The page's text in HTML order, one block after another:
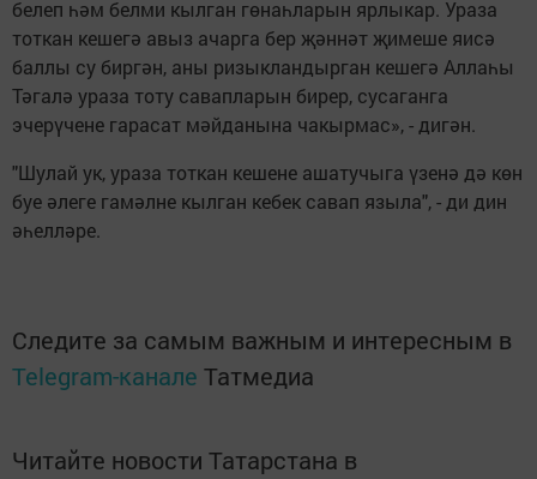
белеп һәм белми кылган гөнаһларын ярлыкар. Ураза
тоткан кешегә авыз ачарга бер җәннәт җимеше яисә
баллы су биргән, аны ризыкландырган кешегә Аллаһы
Тәгалә ураза тоту савапларын бирер, сусаганга
эчерүчене гарасат мәйданына чакырмас», - дигән.
"Шулай ук, ураза тоткан кешене ашатучыга үзенә дә көн
буе әлеге гамәлне кылган кебек савап языла", - ди дин
әһелләре.
Следите за самым важным и интересным в
Telegram-канале Татмедиа
Читайте новости Татарстана в